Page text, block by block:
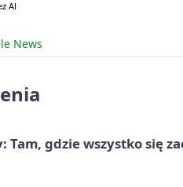
News
gdzie wszystko się